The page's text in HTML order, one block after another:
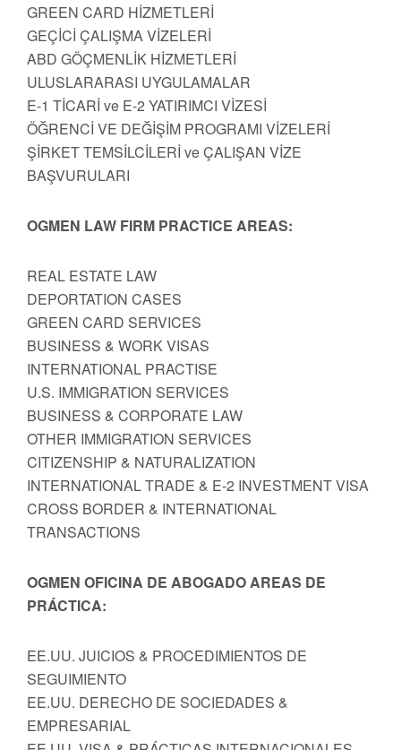
GREEN CARD HİZMETLERİ
GEÇİCİ ÇALIŞMA VİZELERİ
ABD GÖÇMENLİK HİZMETLERİ
ULUSLARARASI UYGULAMALAR
E-1 TİCARİ ve E-2 YATIRIMCI VİZESİ
ÖĞRENCİ VE DEĞİŞİM PROGRAMI VİZELERİ
ŞİRKET TEMSİLCİLERİ ve ÇALIŞAN VİZE
BAŞVURULARI
OGMEN LAW FIRM PRACTICE AREAS:
REAL ESTATE LAW
DEPORTATION CASES
GREEN CARD SERVICES
BUSINESS & WORK VISAS
INTERNATIONAL PRACTISE
U.S. IMMIGRATION SERVICES
BUSINESS & CORPORATE LAW
OTHER IMMIGRATION SERVICES
CITIZENSHIP & NATURALIZATION
INTERNATIONAL TRADE & E-2 INVESTMENT VISA
CROSS BORDER & INTERNATIONAL
TRANSACTIONS
OGMEN OFICINA DE ABOGADO AREAS DE
PRÁCTICA:
EE.UU. JUICIOS & PROCEDIMIENTOS DE
SEGUIMIENTO
EE.UU. DERECHO DE SOCIEDADES &
EMPRESARIAL